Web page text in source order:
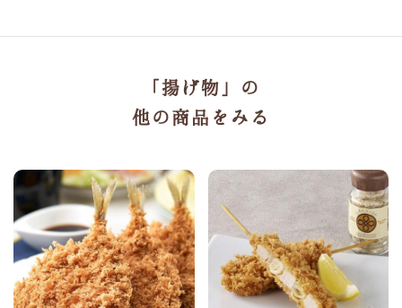
「揚げ物」の
他の商品をみる